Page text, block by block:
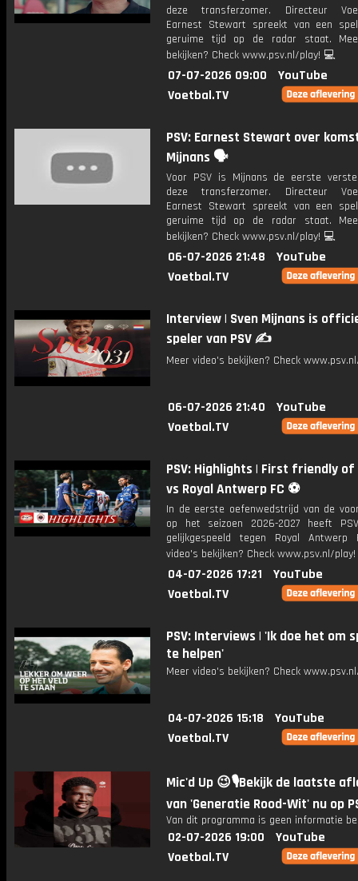
deze transferzomer. Directeur
Earnest Stewart spreekt van een
geruime tijd op de radar staat.
bekijken? Check www.psv.nl/play! 💻
07-07-2026 09:00
YouTube
Voetbal.TV
PSV: Earnest Stewart over
Mijnans 🗣️
Voor PSV is Mijnans de eerste
deze transferzomer. Directeur
Earnest Stewart spreekt van een
geruime tijd op de radar staat.
bekijken? Check www.psv.nl/play! 💻
06-07-2026 21:48
YouTube
Voetbal.TV
Interview | Sven Mijnans is
speler van PSV ✍️
Meer video's bekijken? Check
06-07-2026 21:40
YouTube
Voetbal.TV
PSV: Highlights | First friendly
vs Royal Antwerp FC ⚽
In de eerste oefenwedstrijd van de
op het seizoen 2026-2027 heeft
gelijkgespeeld tegen Royal Antwerp
video's bekijken? Check www.psv.nl/
04-07-2026 17:21
YouTube
Voetbal.TV
PSV: Interviews | 'Ik doe het om
te helpen'
Meer video's bekijken? Check
04-07-2026 15:18
YouTube
Voetbal.TV
Mic'd Up 😉🎙️Bekijk de laatste
van 'Generatie Rood-Wit' nu op
Van dit programma is geen informatie
02-07-2026 19:00
YouTube
Voetbal.TV